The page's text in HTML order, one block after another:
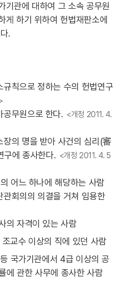
관에 대하여 그 소속 공무원
게 하기 위하여 헌법재판소에
.
칙으로 정하는 수의 헌법연구
무원으로 한다. <개정 2011. 4.
의 명을 받아 사건의 심리(審
구에 종사한다. <개정 2011. 4. 5
어느 하나에 해당하는 사람
회의의 의결을 거쳐 임용한
의 자격이 있는 사람
교수 이상의 직에 있던 사람
국가기관에서 4급 이상의 공
에 관한 사무에 종사한 사람